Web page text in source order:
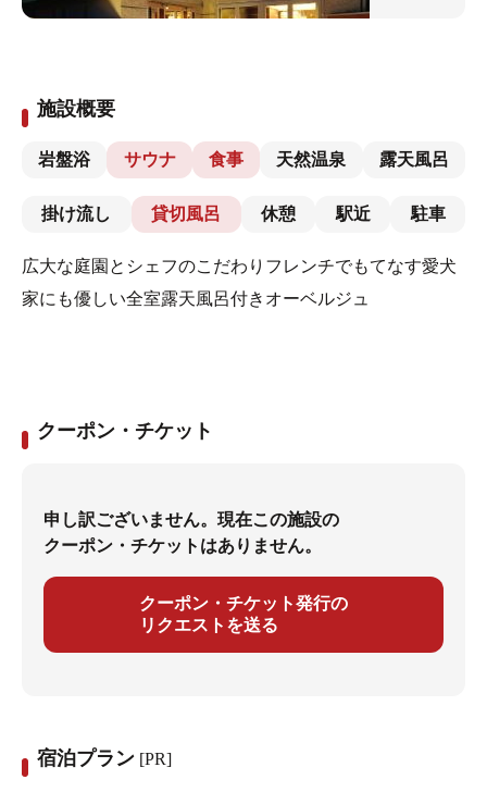
施設概要
岩盤浴 サウナ 食事 天然温泉 露天風呂
掛け流し 貸切風呂 休憩 駅近 駐車
広大な庭園とシェフのこだわりフレンチでもてなす愛犬
家にも優しい全室露天風呂付きオーベルジュ
クーポン・チケット
申し訳ございません。現在この施設の
クーポン・チケットはありません。
クーポン・チケット発行の
リクエストを送る
宿泊プラン [PR]